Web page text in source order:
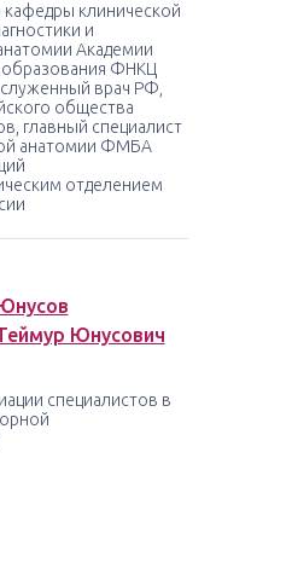
клинической
и
Академии
ФНКЦ
врач РФ,
общества
главный специалист
анатомии ФМБА
отделением
Юнусович
специалистов в